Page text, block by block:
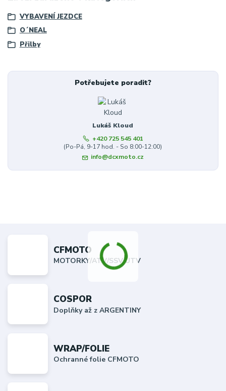
VYBAVENÍ JEZDCE
O´NEAL
Přilby
Potřebujete poradit?
Lukáš Kloud
+420 725 545 401
(Po-Pá, 9-17 hod. - So 8:00-12:00)
info@dcxmoto.cz
CFMOTO
MOTORKY/ATV/SSV/UTV
COSPOR
Doplňky až z ARGENTINY
WRAP/FOLIE
Ochranné folie CFMOTO